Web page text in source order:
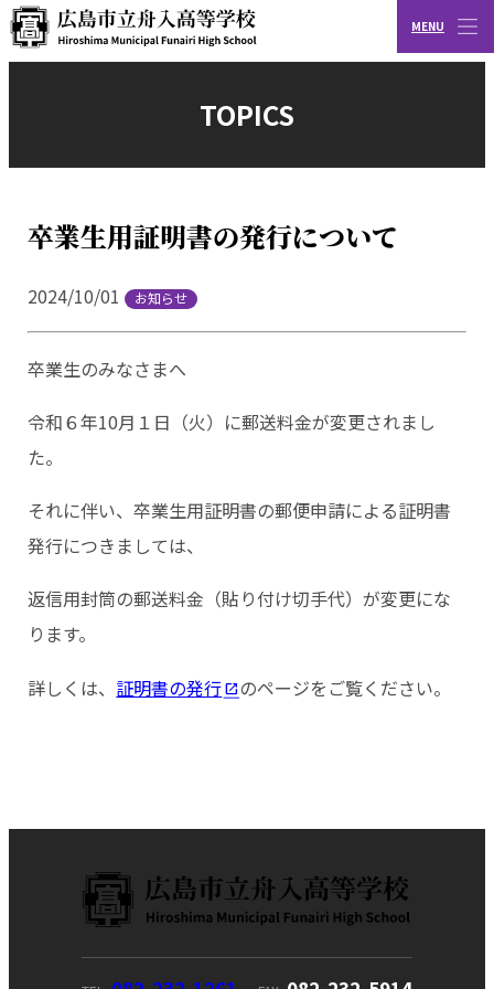
広島市立舟入高等学校
TOPICS
卒業生用証明書の発行について
2024/10/01 お知らせ
卒業生のみなさまへ
令和６年10月１日（火）に郵送料金が変更されまし
た。
それに伴い、卒業生用証明書の郵便申請による証明書
発行につきましては、
返信用封筒の郵送料金（貼り付け切手代）が変更にな
ります。
詳しくは、 証明書の発行 のページをご覧ください。
MENU